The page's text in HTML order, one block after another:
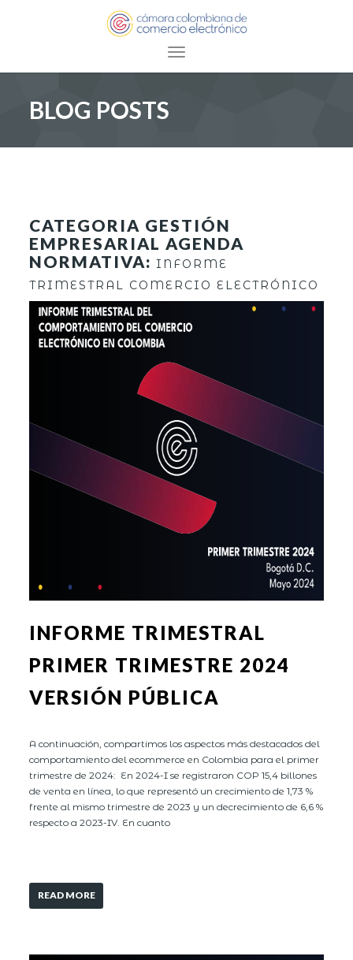
Toggle navigation
BLOG POSTS
CATEGORIA GESTIÓN
EMPRESARIAL AGENDA
NORMATIVA: INFORME
TRIMESTRAL COMERCIO ELECTRÓNICO
INFORME TRIMESTRAL
PRIMER TRIMESTRE 2024
VERSIÓN PÚBLICA
A continuación, compartimos los aspectos más destacados del
comportamiento del ecommerce en Colombia para el primer
trimestre de 2024: En 2024-I se registraron COP 15,4 billones
de venta en línea, lo que representó un crecimiento de 1,73 %
frente al mismo trimestre de 2023 y un decrecimiento de 6,6 %
respecto a 2023-IV. En cuanto
READ MORE